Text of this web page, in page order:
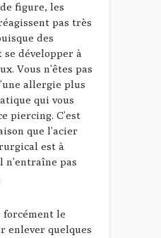
figure, les
pas très
des
développer à
Vous n’êtes pas
allergie plus
qui vous
piercing. C’est
que l’acier
est à
n’entraîne pas
forcément le
enlever quelques